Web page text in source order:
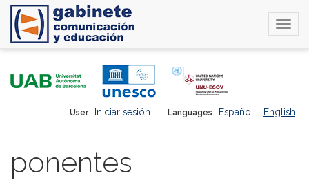
Languages Español English
User Iniciar sesión
ponentes